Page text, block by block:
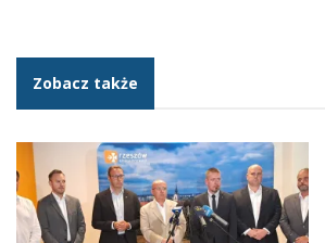
Zobacz także